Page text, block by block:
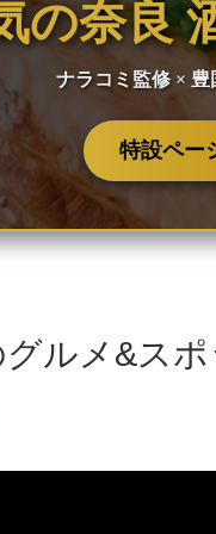
の奈良
ナラコミ監修 ×
特設ペー
ルメ&スポ